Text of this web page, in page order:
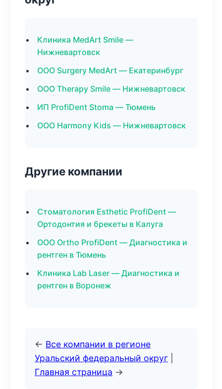
Клиника MedArt Smile —
Нижневартовск
ООО Surgery MedArt — Екатеринбург
ООО Therapy Smile — Нижневартовск
ИП ProfiDent Stoma — Тюмень
ООО Harmony Kids — Нижневартовск
Другие компании
Стоматология Esthetic ProfiDent —
Ортодонтия и брекеты в Калуга
ООО Ortho ProfiDent — Диагностика и
рентген в Тюмень
Клиника Lab Laser — Диагностика и
рентген в Воронеж
← Все компании в регионе
Уральский федеральный округ
Главная страница →